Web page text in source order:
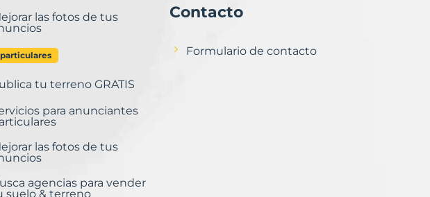
las fotos de tus
particulares
tu terreno GRATIS
para anunciantes
las fotos de tus
agencias para vender
suelo & terreno
Contacto
Formulario de contacto